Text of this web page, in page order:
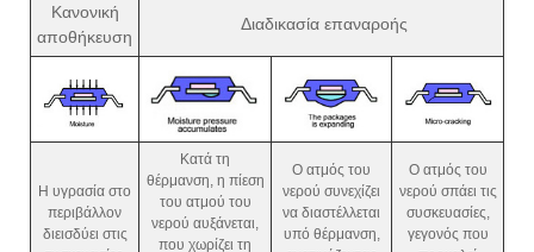
Κανονική
αποθήκευση
Διαδικασία επαναροής
Η υγρασία στο
περιβάλλον
διεισδύει στις
Κατά τη
θέρμανση, η πίεση
του ατμού του
νερού αυξάνεται,
που χωρίζει τη
Ο ατμός του
νερού συνεχίζει
να διαστέλλεται
υπό θέρμανση,
Ο ατμός του
νερού σπάει τις
συσκευασίες,
γεγονός που